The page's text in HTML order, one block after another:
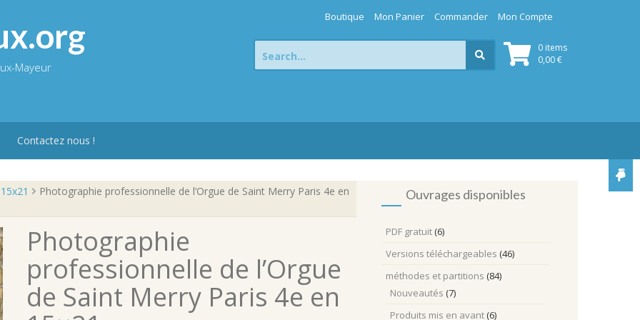
Boutique Mon Panier Commander Mon Compte
Mayeur
0 items
0,00€
Search
for:
Contactez nous !
Photographie professionnelle de l’Orgue de Saint Merry Paris 4e en
Photographie
professionnelle de l’Orgue
de Saint Merry Paris 4e en
Ouvrages disponibles
PDF gratuit (6)
Versions téléchargeables (46)
méthodes et partitions (84)
Nouveautés (7)
Produits mis en avant (6)